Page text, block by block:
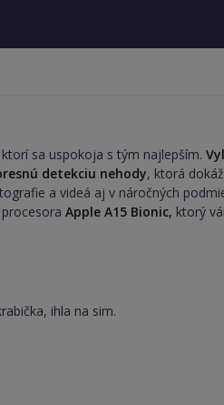
sa uspokoja s tým najlepším.
detekciu nehody, ktorá
a videá aj v náročných
procesoraApple A15 Bionic, ktorý
ihla na sim.